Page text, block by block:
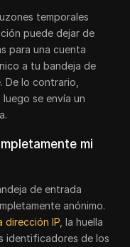
temporales
puede dejar de
para una cuenta
a tu bandeja de
De lo contrario,
se envía un
mi
de entrada
anónimo.
dirección IP , la huella
identificadores de los